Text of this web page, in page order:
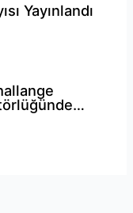
Yayınlandı